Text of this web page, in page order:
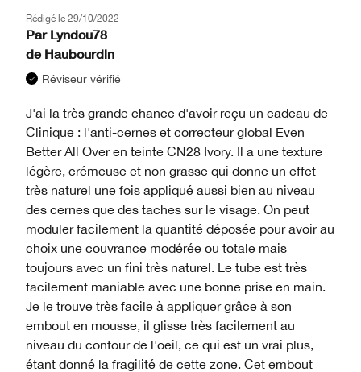
Rédigé le 29/10/2022
Par Lyndou78
de Haubourdin
Réviseur vérifié
J'ai la très grande chance d'avoir reçu un cadeau de
Clinique : l'anti-cernes et correcteur global Even
Better All Over en teinte CN28 Ivory. Il a une texture
légère, crémeuse et non grasse qui donne un effet
très naturel une fois appliqué aussi bien au niveau
des cernes que des taches sur le visage. On peut
moduler facilement la quantité déposée pour avoir au
choix une couvrance modérée ou totale mais
toujours avec un fini très naturel. Le tube est très
facilement maniable avec une bonne prise en main.
Je le trouve très facile à appliquer grâce à son
embout en mousse, il glisse très facilement au
niveau du contour de l'oeil, ce qui est un vrai plus,
étant donné la fragilité de cette zone. Cet embout